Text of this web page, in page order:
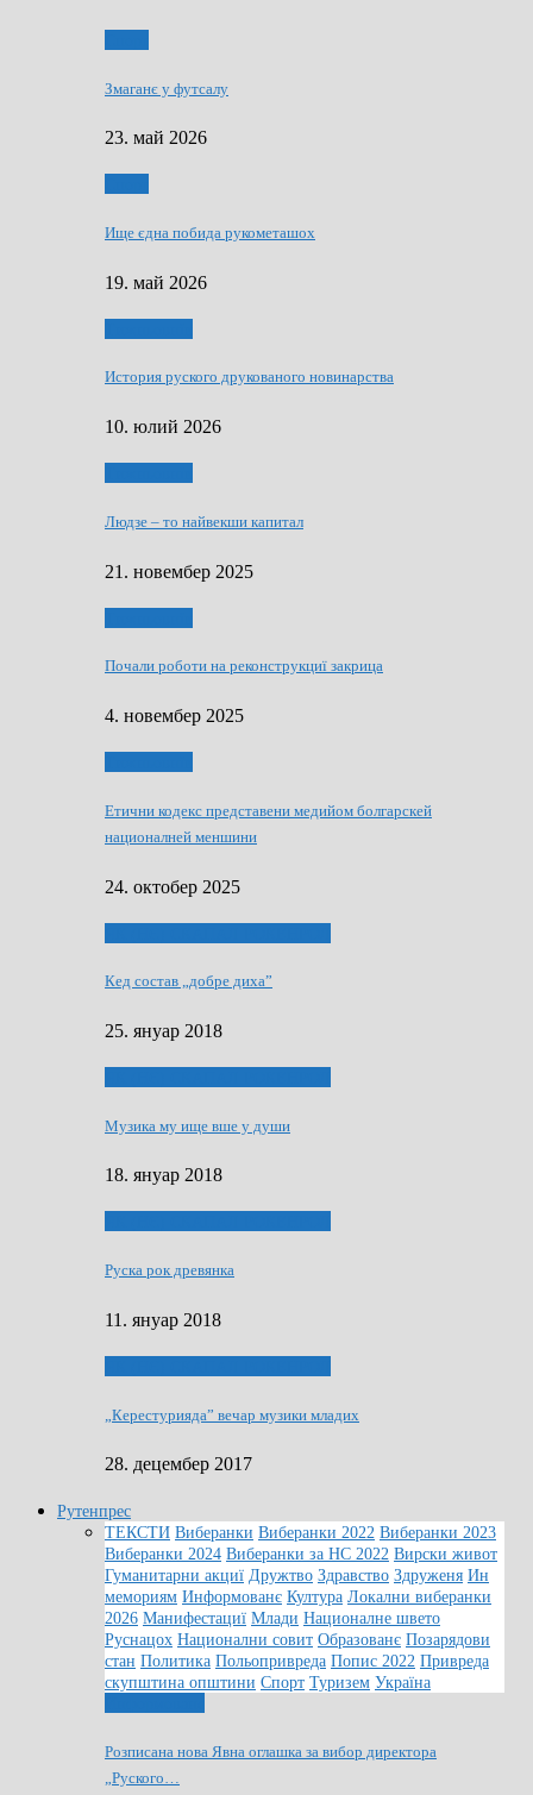
Змаганє у футсалу
23. май 2026
Ище єдна побида рукометашох
19. май 2026
История руского друкованого новинарства
10. юлий 2026
Людзе – то найвекши капитал
21. новембер 2025
Почали роботи на реконструкциї закрица
4. новембер 2025
Етични кодекс представени медийом болгарскей
националней меншини
24. октобер 2025
Кед состав „добре диха”
25. януар 2018
Музика му ище вше у души
18. януар 2018
Руска рок древянка
11. януар 2018
„Керестурияда” вечар музики младих
28. децембер 2017
Рутенпрес
ТЕКСТИ Виберанки Виберанки 2022 Виберанки 2023
Виберанки 2024 Виберанки за НС 2022 Вирски живот
Гуманитарни акциї Дружтво Здравство Здруженя Ин
мемориям Информованє Култура Локални виберанки
2026 Манифестациї Млади Националне швето
Руснацох Национални совит Образованє Позарядови
стан Политика Польопривреда Попис 2022 Привреда
скупштина општини Спорт Туризем Україна
Розписана нова Явна оглашка за вибор директора
„Руского…